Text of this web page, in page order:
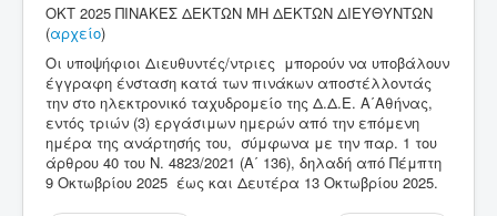
ΟΚΤ 2025 ΠΙΝΑΚΕΣ ΔΕΚΤΩΝ ΜΗ ΔΕΚΤΩΝ ΔΙΕΥΘΥΝΤΩΝ
(αρχείο)
Οι υποψήφιοι Διευθυντές/ντριες μπορούν να υποβάλουν
έγγραφη ένσταση κατά των πινάκων αποστέλλοντάς
την στο ηλεκτρονικό ταχυδρομείο της Δ.Δ.Ε. Α΄Αθήνας,
εντός τριών (3) εργάσιμων ημερών από την επόμενη
ημέρα της ανάρτησής του, σύμφωνα με την παρ. 1 του
άρθρου 40 του Ν. 4823/2021 (Α΄ 136), δηλαδή από Πέμπτη
9 Οκτωβρίου 2025 έως και Δευτέρα 13 Οκτωβρίου 2025.